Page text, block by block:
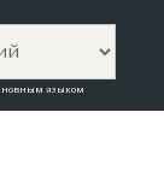
языком